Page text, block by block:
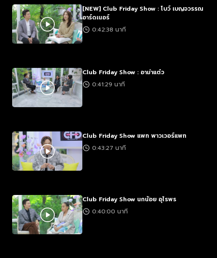
[NEW] Club Friday Show : โบว์ เบญจวรรณ
อาร์ดเนอร์
0:42:38 นาที
Club Friday Show : อาม่าแต๋ว
0:41:29 นาที
Club Friday Show แพท พาวเวอร์แพท
0:43:27 นาที
Club Friday Show นกน้อย อุไรพร
0:40:00 นาที